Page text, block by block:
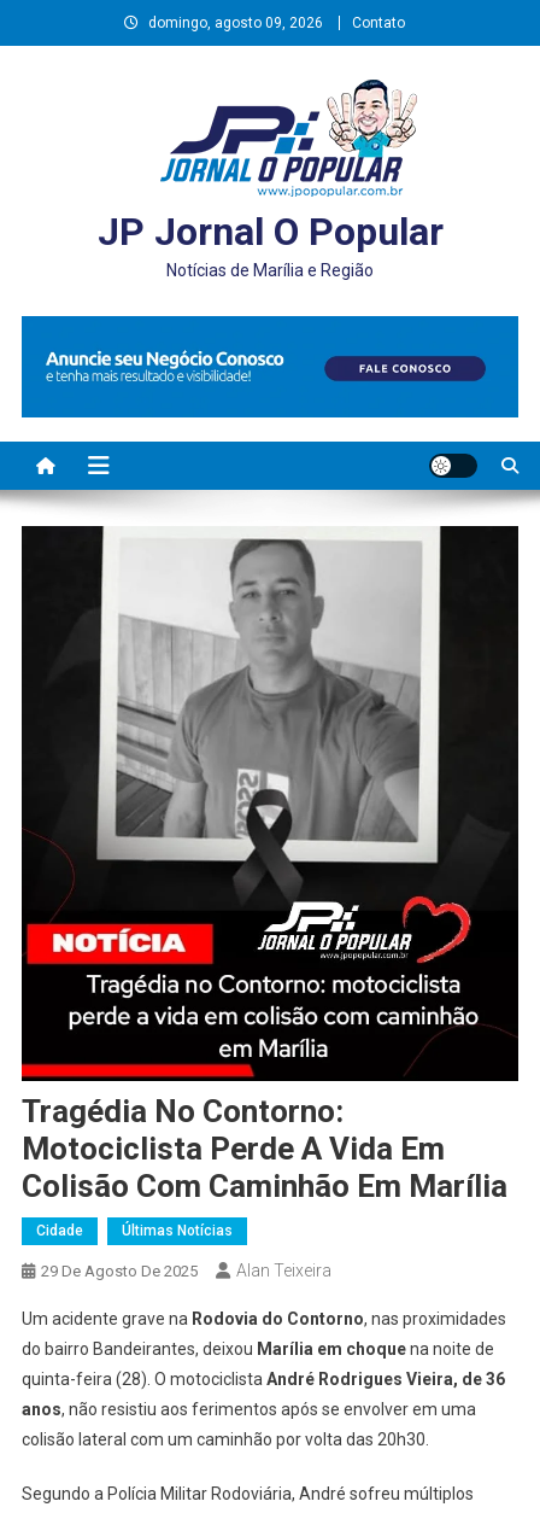
to
domingo, agosto 09, 2026 Contato
JP Jornal O Popular
Notícias de Marília e Região
Tragédia No Contorno:
Motociclista Perde A Vida Em
Colisão Com Caminhão Em Marília
Cidade Últimas Notícias
29 De Agosto De 2025 Alan Teixeira
Um acidente grave na Rodovia do Contorno, nas proximidades
do bairro Bandeirantes, deixou Marília em choquena noite de
quinta-feira (28). O motociclista André Rodrigues Vieira, de 36
anos, não resistiu aos ferimentos após se envolver em uma
colisão lateral com um caminhão por volta das 20h30.
Segundo a Polícia Militar Rodoviária, André sofreu múltiplos